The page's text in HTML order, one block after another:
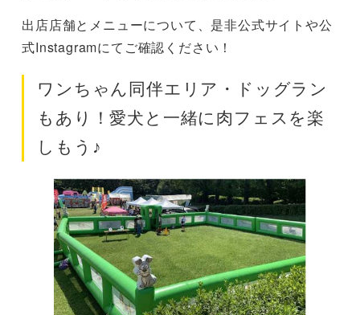
出店店舗とメニューについて、是非公式サイトや公
式Instagramにてご確認ください！
ワンちゃん同伴エリア・ドッグラン
もあり！愛犬と一緒に肉フェスを楽
しもう♪